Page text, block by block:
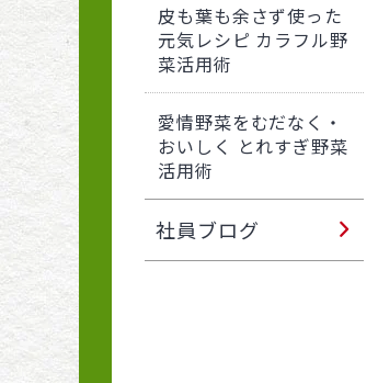
皮も葉も余さず使った
元気レシピ カラフル野
菜活用術
愛情野菜をむだなく・
おいしく とれすぎ野菜
活用術
社員ブログ